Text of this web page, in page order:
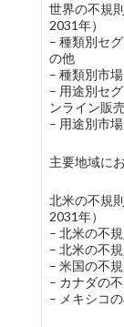
世界の不規
2031年）
– 種類別セ
の他
– 種類別市
– 用途別セ
ンライン販
– 用途別市
主要地域に
北米の不規
2031年）
– 北米の不
– 北米の不
– 米国の不
– カナダの
– メキシコ